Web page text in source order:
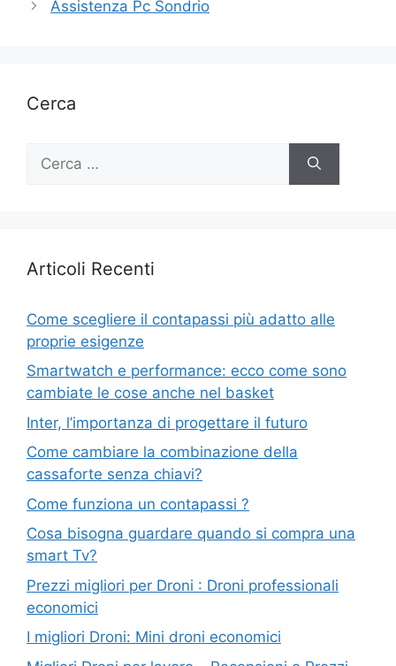
Assistenza Pc Sondrio
Cerca
per:
Articoli Recenti
Come scegliere il contapassi più adatto alle
proprie esigenze
Smartwatch e performance: ecco come sono
cambiate le cose anche nel basket
Inter, l’importanza di progettare il futuro
Come cambiare la combinazione della
cassaforte senza chiavi?
Come funziona un contapassi ?
Cosa bisogna guardare quando si compra una
smart Tv?
Prezzi migliori per Droni : Droni professionali
economici
I migliori Droni: Mini droni economici